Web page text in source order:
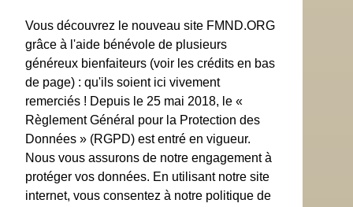
Vous découvrez le nouveau site FMND.ORG
grâce à l'aide bénévole de plusieurs
généreux bienfaiteurs (voir les crédits en bas
de page) : qu'ils soient ici vivement
remerciés ! Depuis le 25 mai 2018, le «
Règlement Général pour la Protection des
Données » (RGPD) est entré en vigueur.
Nous vous assurons de notre engagement à
protéger vos données. En utilisant notre site
internet, vous consentez à notre politique de